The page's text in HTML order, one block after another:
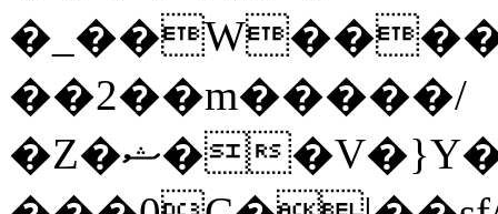
��2��m�����/
�Z�ޝ��V�}Y�I�ծ�O�����S��]z��w��7�޷�����h���u��7w.ϻ���8X��ͮ�����W�dm�Jߜ��q/>?